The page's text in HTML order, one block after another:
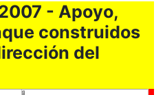
- Apoyo,
construidos
del